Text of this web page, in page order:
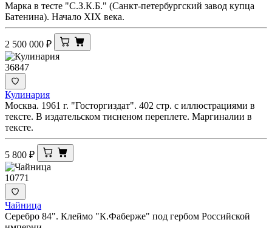
Марка в тесте "С.З.К.Б." (Санкт-петербургский завод купца
Батенина). Начало XIX века.
2 500 000 ₽
36847
Кулинария
Москва. 1961 г. "Госторгиздат". 402 стр. с иллюстрациями в
тексте. В издательском тисненом переплете. Маргиналии в
тексте.
5 800 ₽
10771
Чайница
Серебро 84". Клеймо "К.Фаберже" под гербом Российской